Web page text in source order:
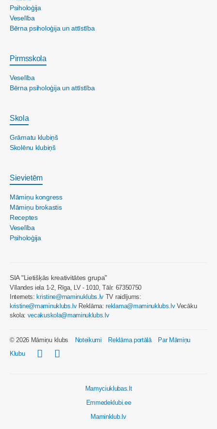
Psiholoģija
Veselība
Bērna psiholoģija un attīstība
Pirmsskola
Veselība
Bērna psiholoģija un attīstība
Skola
Grāmatu klubiņš
Skolēnu klubiņš
Sievietēm
Māmiņu kongress
Māmiņu brokastis
Receptes
Veselība
Psiholoģija
SIA "Lietišķās kreativitātes grupa"
Vīlandes iela 1-2, Rīga, LV - 1010, Tālr. 67350750
Internets:kristine@maminuklubs.lv TV raidījums:
kristine@maminuklubs.lvReklāma:reklama@maminuklubs.lvVecāku
skola: vecakuskola@maminuklubs.lv
© 2026 Māmiņu klubs Noteikumi Reklāma portālā
Par Māmiņu
Klubu
Mamyciuklubas.lt
Emmedeklubi.ee
Maminklub.lv